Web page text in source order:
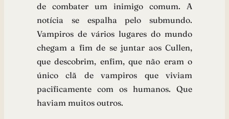
de combater um inimigo comum. A
notícia se espalha pelo submundo.
Vampiros de vários lugares do mundo
chegam a fim de se juntar aos Cullen,
que descobrim, enfim, que não eram o
único clã de vampiros que viviam
pacificamente com os humanos. Que
haviam muitos outros.